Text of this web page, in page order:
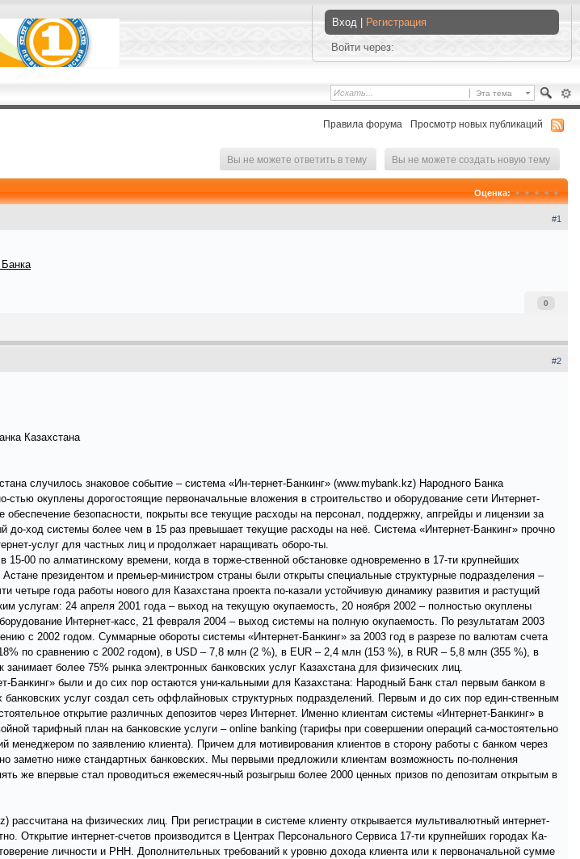
Вход | Регистрация
Войти через:
Эта тема
Правила форума Просмотр новых публикаций
Вы не можете создать новую тему
Вы не можете ответить в тему
Оценка:
#1
0
#2
Казахстана
случилось знаковое событие – система «Ин-тернет-Банкинг» (www.mybank.kz) Народного Банка
окуплены дорогостоящие первоначальные вложения в строительство и оборудование сети Интернет-
обеспечение безопасности, покрыты все текущие расходы на персонал, поддержку, апгрейды и лицензии за
ход системы более чем в 15 раз превышает текущие расходы на неё. Система «Интернет-Банкинг» прочно
услуг для частных лиц и продолжает наращивать оборо-ты.
00 по алматинскому времени, когда в торже-ственной обстановке одновременно в 17-ти крупнейших
президентом и премьер-министром страны были открыты специальные структурные подразделения –
четыре года работы нового для Казахстана проекта по-казали устойчивую динамику развития и растущий
услугам: 24 апреля 2001 года – выход на текущую окупаемость, 20 ноября 2002 – полностью окуплены
Интернет-касс, 21 февраля 2004 – выход системы на полную окупаемость. По результатам 2003
с 2002 годом. Суммарные обороты системы «Интернет-Банкинг» за 2003 год в разрезе по валютам счета
по сравнению с 2002 годом), в USD – 7,8 млн (2 %), в EUR – 2,4 млн (153 %), в RUR – 5,8 млн (355 %), в
более 75% рынка электронных банковских услуг Казахстана для физических лиц.
Банкинг» были и до сих пор остаются уни-кальными для Казахстана: Народный Банк стал первым банком в
услуг создал сеть оффлайновых структурных подразделений. Первым и до сих пор един-ственным
открытие различных депозитов через Интернет. Именно клиентам системы «Интернет-Банкинг» в
тарифный план на банковские услуги – online banking (тарифы при совершении операций са-мостоятельно
менеджером по заявлению клиента). Причем для мотивирования клиентов в сторону работы с банком через
заметно ниже стандартных банковских. Мы первыми предложили клиентам возможность по-полнения
же впервые стал проводиться ежемесяч-ный розыгрыш более 2000 ценных призов по депозитам открытым в
рассчитана на физических лиц. При регистрации в системе клиенту открывается мультивалютный интернет-
Открытие интернет-счетов производится в Центрах Персонального Сервиса 17-ти крупнейших городах Ка-
личности и РНН. Дополнительных требований к уровню дохода клиента или к первоначальной сумме